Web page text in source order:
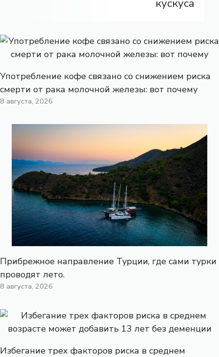
кускуса
Употребление кофе связано со снижением риска
смерти от рака молочной железы: вот почему
8 августа, 2026
Прибрежное направление Турции, где сами турки
проводят лето.
8 августа, 2026
Избегание трех факторов риска в среднем